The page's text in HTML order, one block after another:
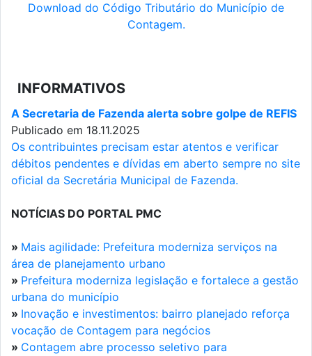
Download do Código Tributário do Município de
Contagem.
INFORMATIVOS
A Secretaria de Fazenda alerta sobre golpe de REFIS
Publicado em 18.11.2025
Os contribuintes precisam estar atentos e verificar
débitos pendentes e dívidas em aberto sempre no site
oficial da Secretária Municipal de Fazenda.
NOTÍCIAS DO PORTAL PMC
» Mais agilidade: Prefeitura moderniza serviços na
área de planejamento urbano
» Prefeitura moderniza legislação e fortalece a gestão
urbana do município
» Inovação e investimentos: bairro planejado reforça
vocação de Contagem para negócios
» Contagem abre processo seletivo para